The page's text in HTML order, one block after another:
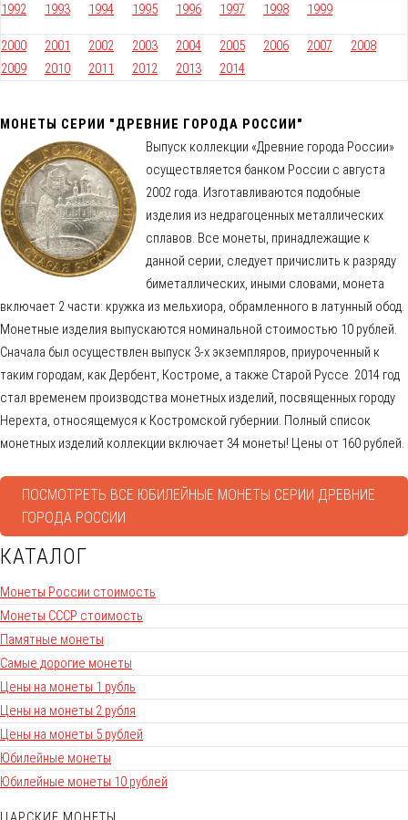
1992 1993 1994 1995 1996 1997 1998 1999
2000 2001 2002 2003 2004 2005 2006 2007
2008
2009
2010 2011 2012 2013 2014
МОНЕТЫ СЕРИИ "ДРЕВНИЕ ГОРОДА РОССИИ"
Выпуск коллекции «Древние города России»
осуществляется банком России с августа
2002 года. Изготавливаются подобные
изделия из недрагоценных металлических
сплавов. Все монеты, принадлежащие к
данной серии, следует причислить к разряду
биметаллических, иными словами, монета
включает 2 части: кружка из мельхиора, обрамленного в латунный обод.
Монетные изделия выпускаются номинальной стоимостью 10 рублей.
Сначала был осуществлен выпуск 3-х экземпляров, приуроченный к
таким городам, как Дербент, Костроме, а также Старой Руссе. 2014 год
стал временем производства монетных изделий, посвященных городу
Нерехта, относящемуся к Костромской губернии. Полный список
монетных изделий коллекции включает 34 монеты! Цены от 160 рублей.
ПОСМОТРЕТЬ ВСЕ ЮБИЛЕЙНЫЕ МОНЕТЫ СЕРИИ ДРЕВНИЕ
ГОРОДА РОССИИ
КАТАЛОГ
Монеты России стоимость
Монеты СССР стоимость
Памятные монеты
Самые дорогие монеты
Цены на монеты 1 рубль
Цены на монеты 2 рубля
Цены на монеты 5 рублей
Юбилейные монеты
Юбилейные монеты 10 рублей